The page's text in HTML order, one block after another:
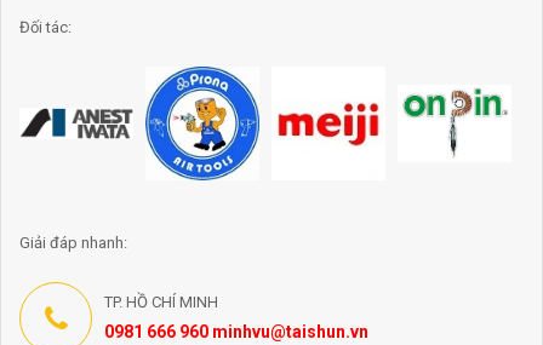
Đối tác:
Giải đáp nhanh:
TP. HỒ CHÍ MINH
0981 666 960 minhvu@taishun.vn